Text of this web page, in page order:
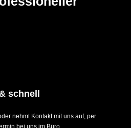
schnell
nehmt Kontakt mit uns auf, per
bei uns im Büro.